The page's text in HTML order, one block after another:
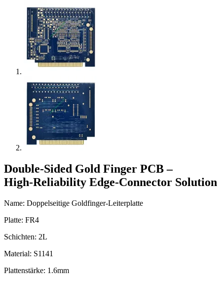
Double‑Sided Gold Finger PCB –
High‑Reliability Edge‑Connector Solution
Name: Doppelseitige Goldfinger-Leiterplatte
Platte: FR4
Schichten: 2L
Material: S1141
Plattenstärke: 1.6mm